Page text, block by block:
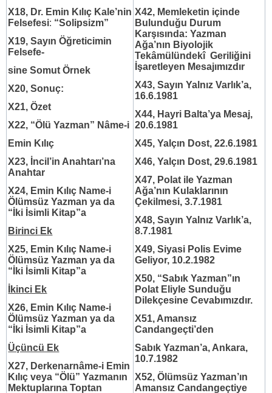
X18, Dr. Emin Kılıç Kale’nin
Felsefesi: “Solipsizm”
X19, Sayın Öğreticimin
Felsefe-
sine Somut Örnek
X20, Sonuç:
X21, Özet
X22, “Ölü Yazman” Nâme-i
Emin Kılıç
X23, İncil’in Anahtarı’na
Anahtar
X24, Emin Kılıç Name-i
Ölümsüz Yazman ya da
“İki İsimli Kitap”a
Birinci Ek
X25, Emin Kılıç Name-i
Ölümsüz Yazman ya da
“İki İsimli Kitap”a
İkinci Ek
X26, Emin Kılıç Name-i
Ölümsüz Yazman ya da
“İki İsimli Kitap”a
Üçüncü Ek
X27, Derkenarnâme-i Emin
Kılıç veya “Ölü” Yazmanın
Mektuplarına Toptan
X42, Memleketin içinde
Bulunduğu Durum
Karşısında: Yazman
Ağa’nın Biyolojik
Tekâmülündekî Geriliğini
İşaretleyen Mesajımızdır
X43, Sayın Yalnız Varlık’a,
16.6.1981
X44, Hayri Balta’ya Mesaj,
20.6.1981
X45, Yalçın Dost, 22.6.1981
X46, Yalçın Dost, 29.6.1981
X47, Polat ile Yazman
Ağa’nın Kulaklarının
Çekilmesi, 3.7.1981
X48, Sayın Yalnız Varlık’a,
8.7.1981
X49, Siyasi Polis Evime
Geliyor, 10.2.1982
X50, “Sabık Yazman”ın
Polat Eliyle Sunduğu
Dilekçesine Cevabımızdır.
X51, Amansız
Candangeçti’den
Sabık Yazman’a, Ankara,
10.7.1982
X52, Ölümsüz Yazman’ın
Amansız Candangeçtiye